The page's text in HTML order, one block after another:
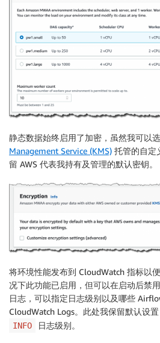
静态数据始终启用了加密 ，虽然我可以
Management Service (KMS) 托管的自定
留 AWS 代表我持有及管理的默认密钥。
将环境性能发布到 CloudWatch 指标以
况下此功能已启用，但可以在启动后禁
日志 ，可以指定日志级别以及哪些
CloudWatch Logs。此处我保留默认设
INFO 日志级别。